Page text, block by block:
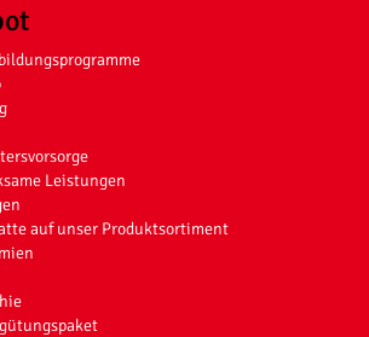
Leistungen
auf unser Produktsortiment